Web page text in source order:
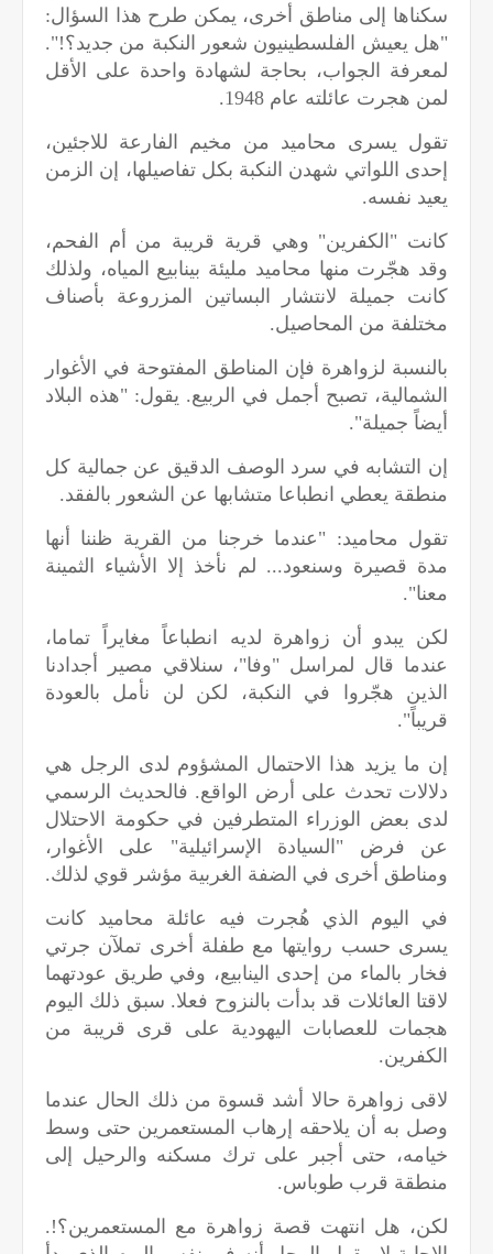
سكناها إلى مناطق أخرى، يمكن طرح هذا السؤال:
"هل يعيش الفلسطينيون شعور النكبة من جديد؟!".
لمعرفة الجواب، بحاجة لشهادة واحدة على الأقل
لمن هجرت عائلته عام 1948.
تقول يسرى محاميد من مخيم الفارعة للاجئين،
إحدى اللواتي شهدن النكبة بكل تفاصيلها، إن الزمن
يعيد نفسه.
كانت "الكفرين" وهي قرية قريبة من أم الفحم،
وقد هجّرت منها محاميد مليئة بينابيع المياه، ولذلك
كانت جميلة لانتشار البساتين المزروعة بأصناف
مختلفة من المحاصيل.
بالنسبة لزواهرة فإن المناطق المفتوحة في الأغوار
الشمالية، تصبح أجمل في الربيع. يقول: "هذه البلاد
أيضاً جميلة".
إن التشابه في سرد الوصف الدقيق عن جمالية كل
منطقة يعطي انطباعا متشابها عن الشعور بالفقد.
تقول محاميد: "عندما خرجنا من القرية ظننا أنها
مدة قصيرة وسنعود... لم نأخذ إلا الأشياء الثمينة
معنا".
لكن يبدو أن زواهرة لديه انطباعاً مغايراً تماما،
عندما قال لمراسل "وفا"، سنلاقي مصير أجدادنا
الذين هجّروا في النكبة، لكن لن نأمل بالعودة
قريباً".
إن ما يزيد هذا الاحتمال المشؤوم لدى الرجل هي
دلالات تحدث على أرض الواقع. فالحديث الرسمي
لدى بعض الوزراء المتطرفين في حكومة الاحتلال
عن فرض "السيادة الإسرائيلية" على الأغوار،
ومناطق أخرى في الضفة الغربية مؤشر قوي لذلك.
في اليوم الذي هُجرت فيه عائلة محاميد كانت
يسرى حسب روايتها مع طفلة أخرى تملآن جرتي
فخار بالماء من إحدى الينابيع، وفي طريق عودتهما
لاقتا العائلات قد بدأت بالنزوح فعلا. سبق ذلك اليوم
هجمات للعصابات اليهودية على قرى قريبة من
الكفرين.
لاقى زواهرة حالا أشد قسوة من ذلك الحال عندما
وصل به أن يلاحقه إرهاب المستعمرين حتى وسط
خيامه، حتى أجبر على ترك مسكنه والرحيل إلى
منطقة قرب طوباس.
لكن، هل انتهت قصة زواهرة مع المستعمرين؟!.